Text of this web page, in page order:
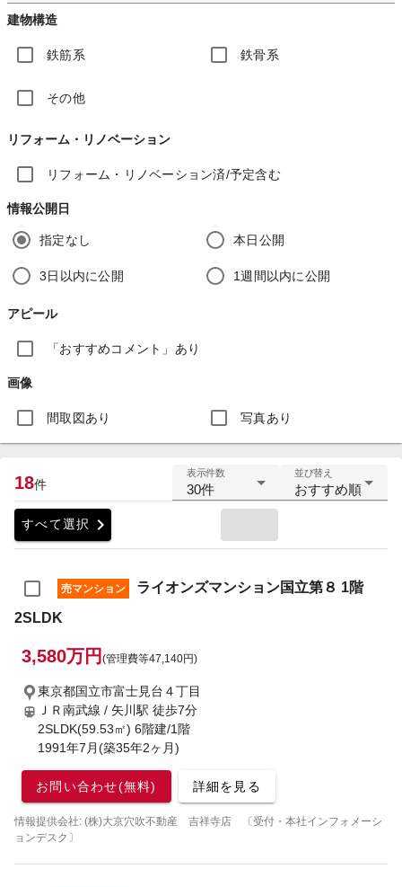
建物構造
鉄筋系 鉄骨系
その他
リフォーム・リノベーション
リフォーム・リノベーション済/予定含む
情報公開日
指定なし 本日公開
3日以内に公開 1週間以内に公開
アピール
「おすすめコメント」あり
画像
間取図あり 写真あり
18件
表示件数
30件
並び替え
おすすめ順
すべて選択 chevron_right
売マンション
ライオンズマンション国立第８ 1階
2SLDK
3,580万円 (管理費等47,140円)
東京都国立市富士見台４丁目
ＪＲ南武線 / 矢川駅 徒歩7分
2SLDK(59.53㎡) 6階建/1階
1991年7月(築35年2ヶ月)
お問い合わせ(無料) 詳細を見る
情報提供会社: (株)大京穴吹不動産 吉祥寺店 〔受付・本社インフォメーシ
ョンデスク〕